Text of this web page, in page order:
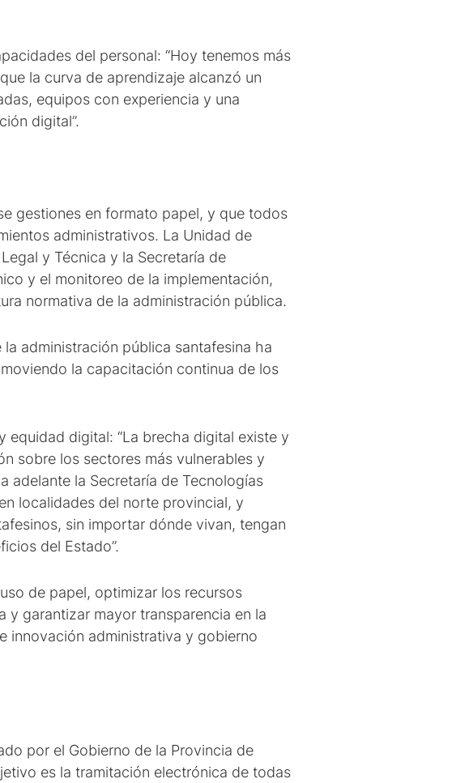
del personal: “Hoy tenemos más
la curva de aprendizaje alcanzó un
equipos con experiencia y una
digital”.
gestiones en formato papel, y que todos
administrativos. La Unidad de
y Técnica y la Secretaría de
y el monitoreo de la implementación,
normativa de la administración pública.
administración pública santafesina ha
la capacitación continua de los
equidad digital: “La brecha digital existe y
sobre los sectores más vulnerables y
adelante la Secretaría de Tecnologías
localidades del norte provincial, y
sin importar dónde vivan, tengan
del Estado”.
de papel, optimizar los recursos
garantizar mayor transparencia en la
innovación administrativa y gobierno
por el Gobierno de la Provincia de
es la tramitación electrónica de todas